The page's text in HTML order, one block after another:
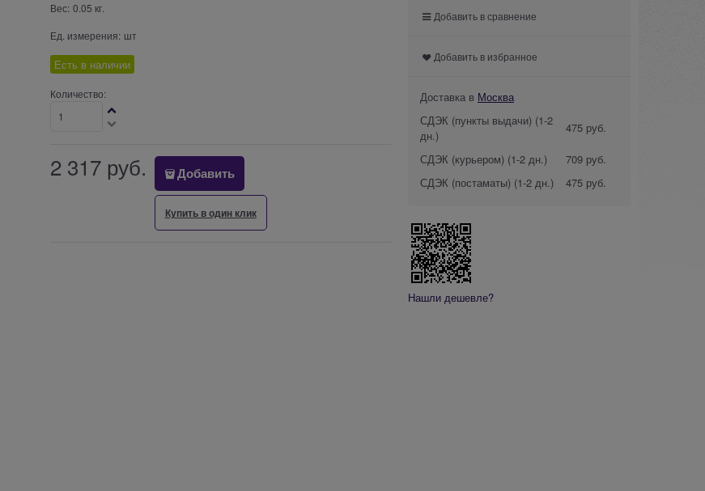
Вес: 0.05 кг.
Ед. измерения: шт
Есть в наличии
Количество:
2 317 руб. Добавить
Купить в один клик
Добавить в сравнение
Добавить в избранное
Доставка в Москва
СДЭК (пункты выдачи) (1-2
дн.)
475 руб.
СДЭК (курьером) (1-2 дн.)
709 руб.
СДЭК (постаматы) (1-2 дн.) 475 руб.
Нашли дешевле?